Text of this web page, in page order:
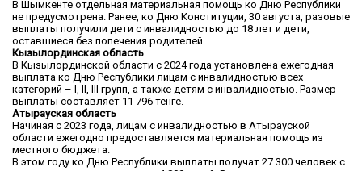
В Шымкенте отдельная материальная помощь ко Дню Республики
не предусмотрена. Ранее, ко Дню Конституции, 30 августа, разовые
выплаты получили дети с инвалидностью до 18 лет и дети,
оставшиеся без попечения родителей.
Кызылординская область
В Кызылординской области с 2024 года установлена ежегодная
выплата ко Дню Республики лицам с инвалидностью всех
категорий – I, II, III групп, а также детям с инвалидностью. Размер
выплаты составляет 11 796 тенге.
Атырауская область
Начиная с 2023 года, лицам с инвалидностью в Атырауской
области ежегодно предоставляется материальная помощь из
местного бюджета.
В этом году ко Дню Республики выплаты получат 27 300 человек с